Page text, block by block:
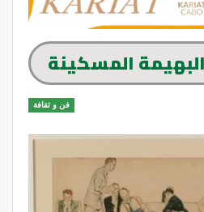
المسكينة
فن و ثقافة